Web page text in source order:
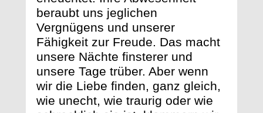
beraubt uns jeglichen
Vergnügens und unserer
Fähigkeit zur Freude. Das macht
unsere Nächte finsterer und
unsere Tage trüber. Aber wenn
wir die Liebe finden, ganz gleich,
wie unecht, wie traurig oder wie